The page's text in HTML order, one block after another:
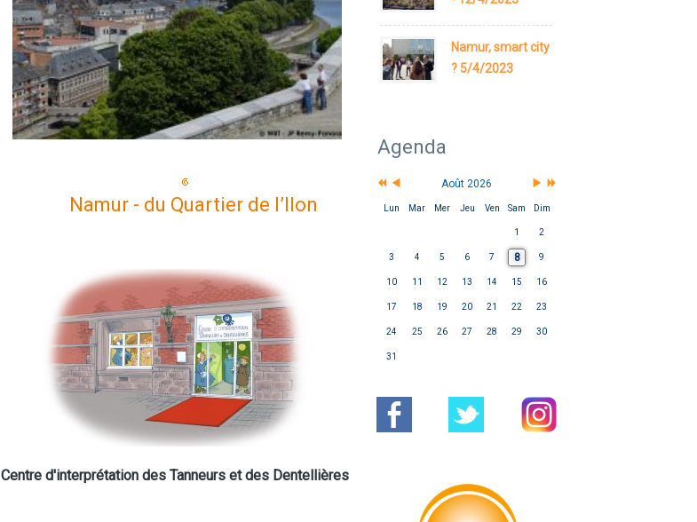
Namur - du Quartier de l’Ilon
Centre d'interprétation des Tanneurs et des Dentellières
Namur, smart city
? 5/4/2023
Agenda
Août 2026
Lun Mar Mer Jeu Ven Sam Dim
1 2
3 4 5 6 7 8 9
10 11 12 13 14 15 16
17 18 19 20 21 22 23
24 25 26 27 28 29 30
31